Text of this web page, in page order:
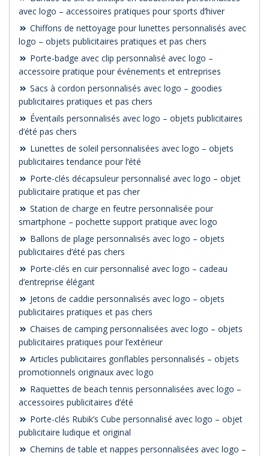
avec logo – accessoires pratiques pour sports d’hiver
Chiffons de nettoyage pour lunettes personnalisés avec
logo – objets publicitaires pratiques et pas chers
Porte-badge avec clip personnalisé avec logo –
accessoire pratique pour événements et entreprises
Sacs à cordon personnalisés avec logo – goodies
publicitaires pratiques et pas chers
Éventails personnalisés avec logo – objets publicitaires
d’été pas chers
Lunettes de soleil personnalisées avec logo – objets
publicitaires tendance pour l’été
Porte-clés décapsuleur personnalisé avec logo – objet
publicitaire pratique et pas cher
Station de charge en feutre personnalisée pour
smartphone – pochette support pratique avec logo
Ballons de plage personnalisés avec logo – objets
publicitaires d’été pas chers
Porte-clés en cuir personnalisé avec logo – cadeau
d’entreprise élégant
Jetons de caddie personnalisés avec logo – objets
publicitaires pratiques et pas chers
Chaises de camping personnalisées avec logo – objets
publicitaires pratiques pour l’extérieur
Articles publicitaires gonflables personnalisés – objets
promotionnels originaux avec logo
Raquettes de beach tennis personnalisées avec logo –
accessoires publicitaires d’été
Porte-clés Rubik’s Cube personnalisé avec logo – objet
publicitaire ludique et original
Chemins de table et nappes personnalisées avec logo –